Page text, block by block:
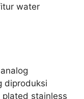
water
diproduksi
plated stainless